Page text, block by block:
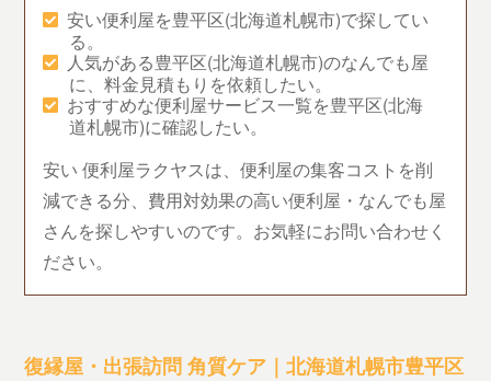
安い便利屋を豊平区(北海道札幌市)で探してい
る。
人気がある豊平区(北海道札幌市)のなんでも屋
に、料金見積もりを依頼したい。
おすすめな便利屋サービス一覧を豊平区(北海
道札幌市)に確認したい。
安い 便利屋ラクヤスは、便利屋の集客コストを削
減できる分、費用対効果の高い便利屋・なんでも屋
さんを探しやすいのです。お気軽にお問い合わせく
ださい。
復縁屋・出張訪問 角質ケア｜北海道札幌市豊平区